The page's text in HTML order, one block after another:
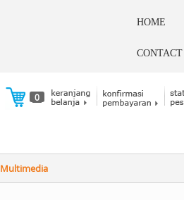
HOME
CONTACT
0
Multimedia